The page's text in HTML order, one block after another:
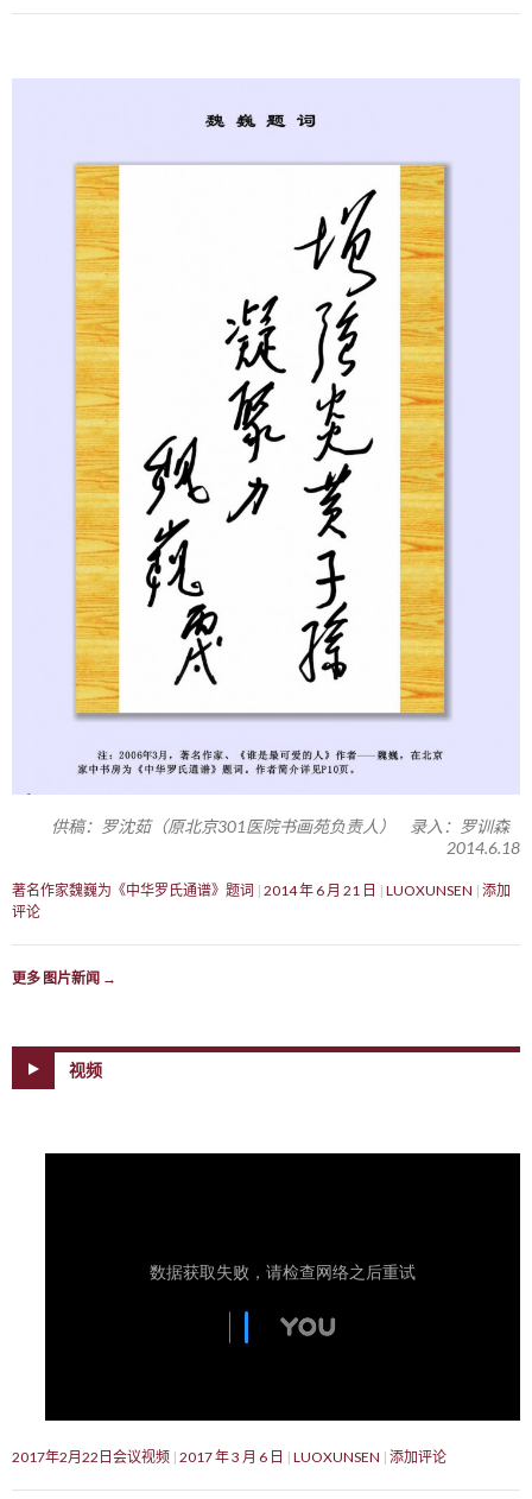
供稿：罗沈茹（原北京301医院书画苑负责人） 录入：罗训森
2014.6.18
著名作家魏巍为《中华罗氏通谱》题词 2014 年 6 月 21 日 LUOXUNSEN 添加
评论
更多 图片新闻 →
视频
2017年2月22日会议视频 2017 年 3 月 6 日 LUOXUNSEN 添加评论